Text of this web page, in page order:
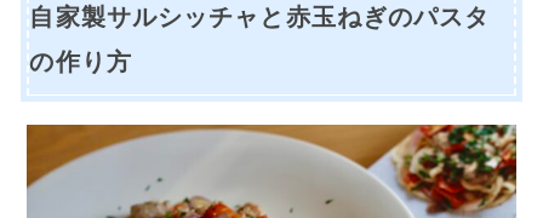
自家製サルシッチャと赤玉ねぎのパスタ
の作り方